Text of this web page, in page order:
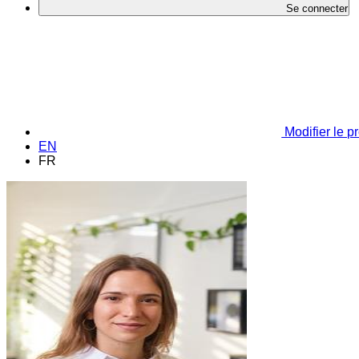
Se connecter
Modifier le
EN
FR